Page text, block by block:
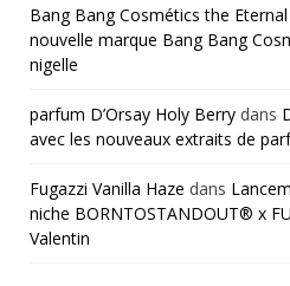
Bang Bang Cosmétics the
nouvelle marque Bang Bang
nigelle
parfum D’Orsay Holy Berry dans
avec les nouveaux extraits de
Fugazzi Vanilla Haze dans
niche BORNTOSTANDOUT® x
Valentin